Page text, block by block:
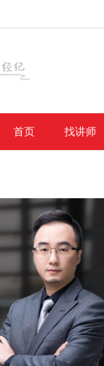
首页 找讲师